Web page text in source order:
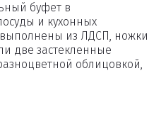
буфет в
и кухонных
из ЛДСП, ножки
две застекленные
облицовкой,